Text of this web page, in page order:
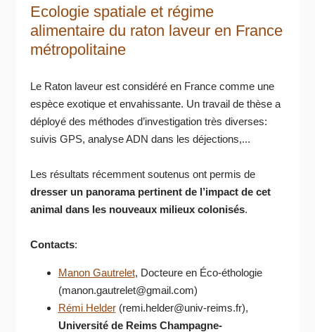
Ecologie spatiale et régime
alimentaire du raton laveur en France
métropolitaine
Le Raton laveur est considéré en France comme une
espèce exotique et envahissante. Un travail de thèse a
déployé des méthodes d’investigation très diverses:
suivis GPS, analyse ADN dans les déjections,...
Les résultats récemment soutenus ont permis de
dresser un panorama pertinent de l’impact de cet
animal dans les nouveaux milieux colonisés.
Contacts:
Manon Gautrelet, Docteure en Éco-éthologie
(manon.gautrelet@gmail.com)
Rémi Helder(remi.helder@univ-reims.fr),
Université de Reims Champagne-